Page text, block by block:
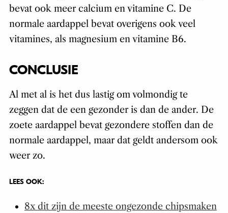
bevat ook meer calcium en vitamine C. De
normale aardappel bevat overigens ook veel
vitamines, als magnesium en vitamine B6.
CONCLUSIE
Al met al is het dus lastig om volmondig te
zeggen dat de een gezonder is dan de ander. De
zoete aardappel bevat gezondere stoffen dan de
normale aardappel, maar dat geldt andersom ook
weer zo.
LEES OOK:
8x dit zijn de meeste ongezonde chipsmaken